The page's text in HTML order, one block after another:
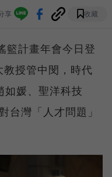
享 收藏
籃計畫年會今日登
授管中閔，時代
媛、聖洋科技
台灣「人才問題」